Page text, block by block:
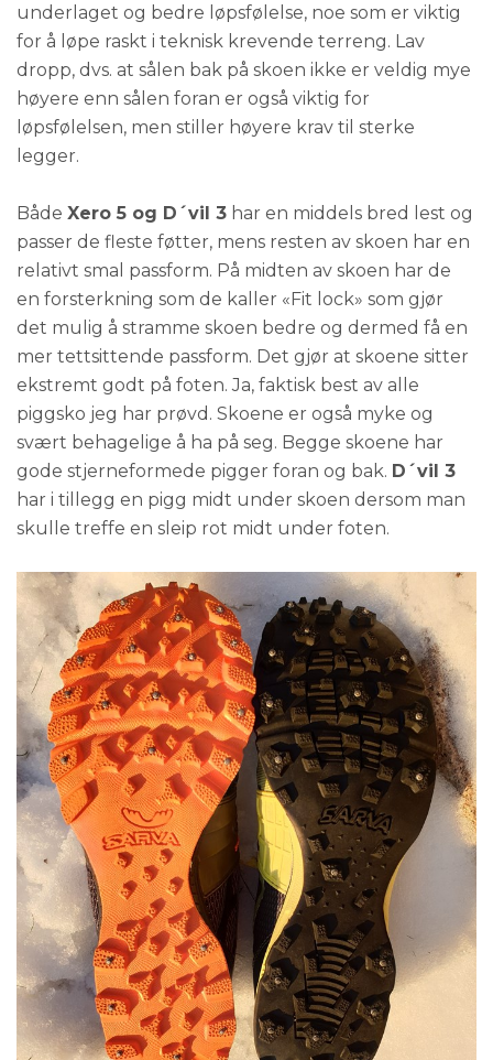
underlaget og bedre løpsfølelse, noe som er viktig
for å løpe raskt i teknisk krevende terreng. Lav
dropp, dvs. at sålen bak på skoen ikke er veldig mye
høyere enn sålen foran er også viktig for
løpsfølelsen, men stiller høyere krav til sterke
legger.
Både Xero 5 og D´vil 3 har en middels bred lest og
passer de fleste føtter, mens resten av skoen har en
relativt smal passform. På midten av skoen har de
en forsterkning som de kaller «Fit lock» som gjør
det mulig å stramme skoen bedre og dermed få en
mer tettsittende passform. Det gjør at skoene sitter
ekstremt godt på foten. Ja, faktisk best av alle
piggsko jeg har prøvd. Skoene er også myke og
svært behagelige å ha på seg. Begge skoene har
gode stjerneformede pigger foran og bak. D´vil 3
har i tillegg en pigg midt under skoen dersom man
skulle treffe en sleip rot midt under foten.